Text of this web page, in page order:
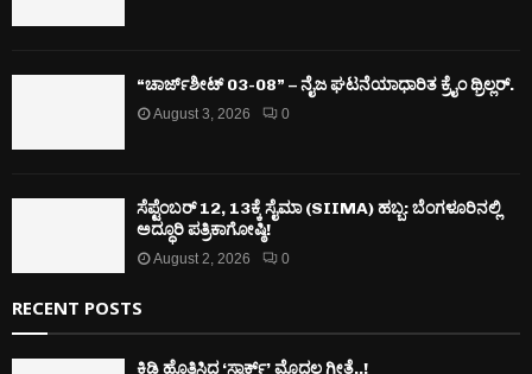
“ಚಾರ್ಜ್‌ಶೀಟ್ 03-08” – ನೈಜ ಘಟನೆಯಾಧಾರಿತ ಕ್ರೈಂ ಥ್ರಿಲ್ಲರ್.
August 3, 2026 0
ಸೆಪ್ಟೆಂಬರ್ 12, 13ಕ್ಕೆ ಸೈಮಾ (SIIMA) ಹಬ್ಬ: ಬೆಂಗಳೂರಿನಲ್ಲಿ
ಅದ್ಧೂರಿ ಪತ್ರಿಕಾಗೋಷ್ಠಿ!
August 2, 2026 0
RECENT POSTS
ಕಿಡಿ‌‌ ಹೊತ್ತಿಸಿದ ‘ಸ್ಪಾರ್ಕ್’ ಮೊದಲ‌ ಗೀತೆ..!